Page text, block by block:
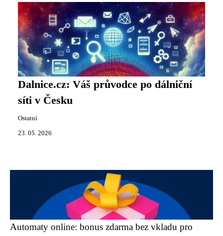
Dalnice.cz: Váš průvodce po dálniční
síti v Česku
Ostatní
23. 05. 2026
Automaty online: bonus zdarma bez vkladu pro